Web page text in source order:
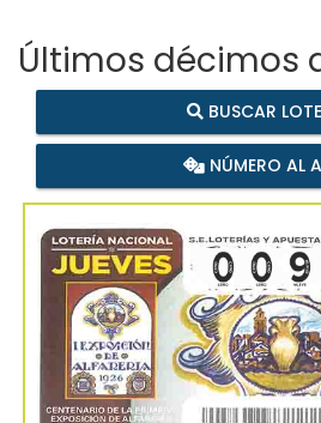
Últimos décimos
BUSCAR
NÚMERO AL